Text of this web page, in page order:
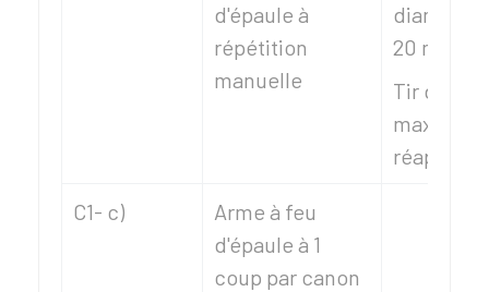
d'épaule à
répétition
manuelle
diamètre
20 mm
Tir de 11
C1- c)
Arme à feu
d'épaule à 1
coup par canon